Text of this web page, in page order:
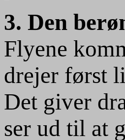
3. Den
Flyene
drejer først
Det giver
ser ud til at